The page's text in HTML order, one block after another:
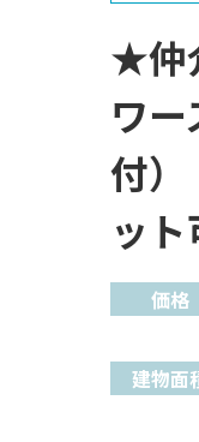
★仲
ワ
付
ッ
価格
建物面